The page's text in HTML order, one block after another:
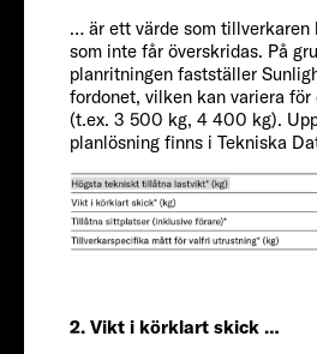
… är ett värde som
som inte får överskridas. På
planritningen fastställer
fordonet, vilken kan variera
(t.ex. 3 500 kg, 4 400 kg).
planlösning finns i Tekniska
2. Vikt i körklart skick …
FIAT
Passagerare
Storlek